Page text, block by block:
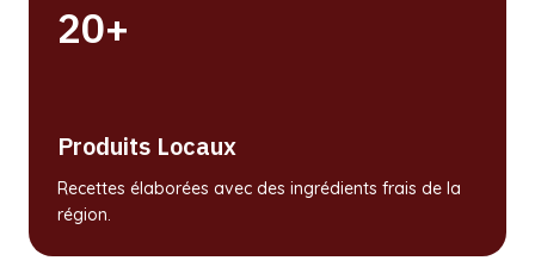
20+
Produits Locaux
Recettes élaborées avec des ingrédients frais de la
région.